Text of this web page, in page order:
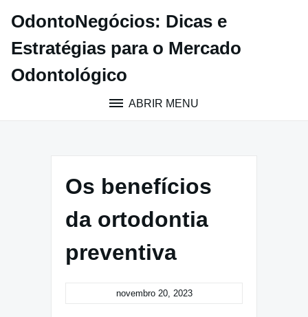
para
conteúdo
OdontoNegócios: Dicas e
Estratégias para o Mercado
Odontológico
ABRIR MENU
Os benefícios
da ortodontia
preventiva
novembro 20, 2023